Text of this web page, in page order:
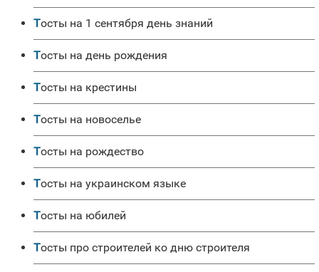
Тосты на 1 сентября день знаний
Тосты на день рождения
Тосты на крестины
Тосты на новоселье
Тосты на рождество
Тосты на украинском языке
Тосты на юбилей
Тосты про строителей ко дню строителя